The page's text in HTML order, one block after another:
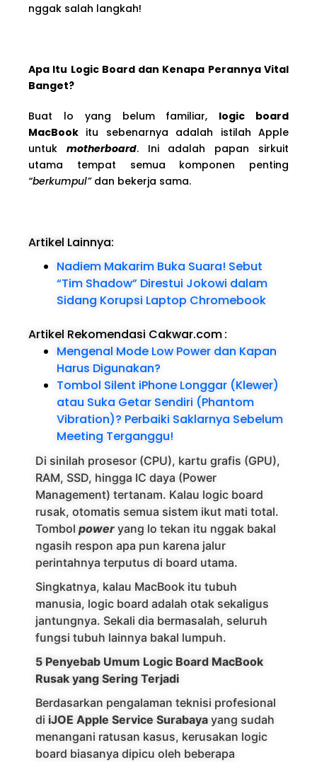
nggak salah langkah!
Apa Itu Logic Board dan Kenapa Perannya Vital
Banget?
Buat lo yang belum familiar, logic board
MacBook itu sebenarnya adalah istilah Apple
untuk motherboard. Ini adalah papan sirkuit
utama tempat semua komponen penting
“berkumpul”dan bekerja sama.
Artikel Lainnya:
Nadiem Makarim Buka Suara! Sebut
“Tim Shadow” Direstui Jokowi dalam
Sidang Korupsi Laptop Chromebook
Artikel Rekomendasi Cakwar.com:
Mengenal Mode Low Power dan Kapan
Harus Digunakan?
Tombol Silent iPhone Longgar (Klewer)
atau Suka Getar Sendiri (Phantom
Vibration)? Perbaiki Saklarnya Sebelum
Meeting Terganggu!
Di sinilah prosesor (CPU), kartu grafis (GPU),
RAM, SSD, hingga IC daya (Power
Management) tertanam. Kalau logic board
rusak, otomatis semua sistem ikut mati total.
Tombol power yang lo tekan itu nggak bakal
ngasih respon apa pun karena jalur
perintahnya terputus di board utama.
Singkatnya, kalau MacBook itu tubuh
manusia, logic board adalah otak sekaligus
jantungnya. Sekali dia bermasalah, seluruh
fungsi tubuh lainnya bakal lumpuh.
5 Penyebab Umum Logic Board MacBook
Rusak yang Sering Terjadi
Berdasarkan pengalaman teknisi profesional
di iJOE Apple Service Surabaya yang sudah
menangani ratusan kasus, kerusakan logic
board biasanya dipicu oleh beberapa